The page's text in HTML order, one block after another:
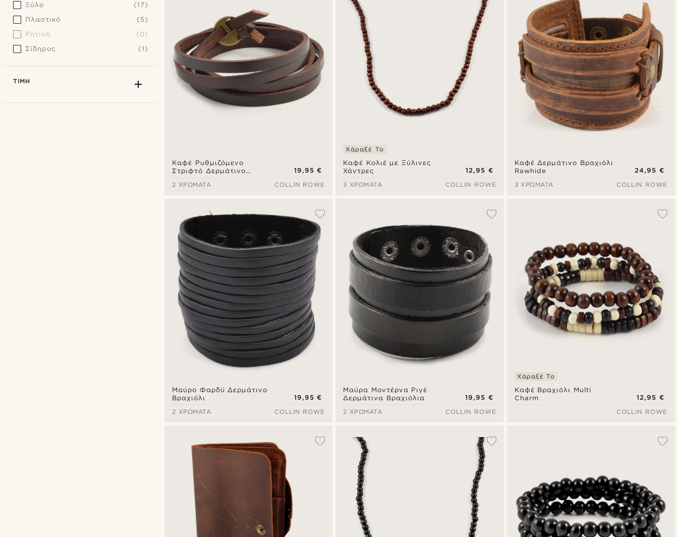
Καφέ Ρυθμιζόμενο
Στριφτό Δερμάτινο
19,95 €
2 ΧΡΏΜΑΤΑ
COLLIN ROWE
Καφέ Κολιέ με Ξύλινες
Χάντρες
Χάραξέ Το
12,95 €
3 ΧΡΏΜΑΤΑ
COLLIN ROWE
Καφέ Δερμάτινο Βραχιόλι
Rawhide
24,95 €
3 ΧΡΏΜΑΤΑ
COLLIN ROWE
Μαύρο Φαρδύ Δερμάτινο
Βραχιόλι
19,95 €
2 ΧΡΏΜΑΤΑ
COLLIN ROWE
Μαύρα Μοντέρνα Ριγέ
Δερμάτινα Βραχιόλια
19,95 €
2 ΧΡΏΜΑΤΑ
COLLIN ROWE
Καφέ Βραχιόλι Multi
Charm
Χάραξέ Το
12,95 €
COLLIN ROWE
Ξύλο
(17)
Πλαστικό
(5)
Ρητίνη
(0)
Σίδηρος
(1)
ΤΙΜΉ